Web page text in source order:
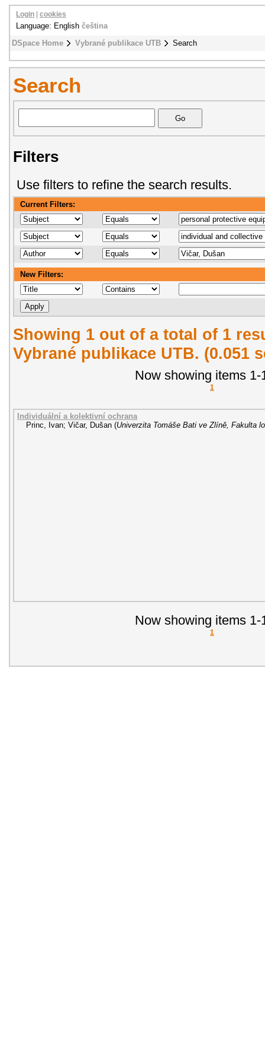
DSpace Home Vybrané publikace UTB Search
Login cookies
Language: English čeština
Search
Filters
Use filters to refine the search results.
Current Filters:
New Filters:
Showing 1 out of a total of 1
Vybrané publikace UTB. (0.051
Now showing items 1-
1
Individuální a kolektivní ochrana
Princ, Ivan; Vičar, Dušan (Univerzita Tomáše Bati ve Zlíně, Fakulta
Now showing items 1-
1